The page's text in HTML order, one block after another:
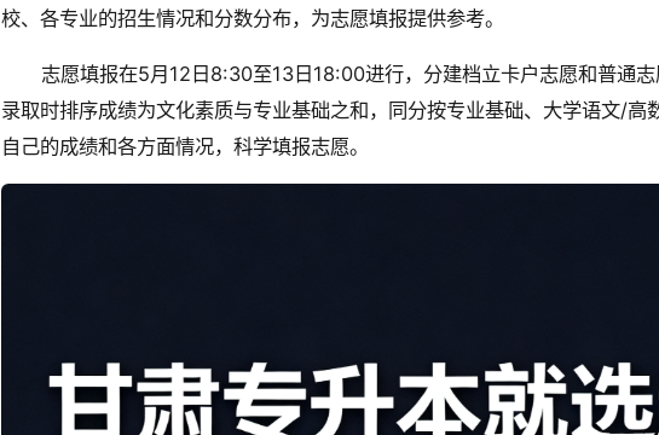
校、各专业的招生情况和分数分布，为志愿填报提供参考。
志愿填报在5月12日8:30至13日18:00进行，分建档立卡户志愿和普通志
录取时排序成绩为文化素质与专业基础之和，同分按专业基础、大学语文/高
自己的成绩和各方面情况，科学填报志愿。